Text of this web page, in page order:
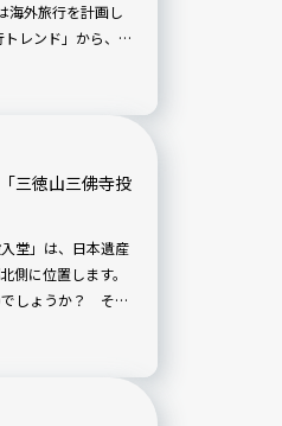
海外旅行を計画し
レンド」から、
三徳山三佛寺投
堂」は、日本遺産
側に位置します。
でしょうか？ そこ